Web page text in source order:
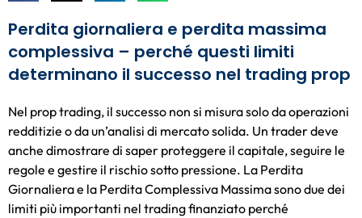
Perdita giornaliera e perdita massima
complessiva – perché questi limiti
determinano il successo nel trading prop
Nel prop trading, il successo non si misura solo da operazioni
redditizie o da un’analisi di mercato solida. Un trader deve
anche dimostrare di saper proteggere il capitale, seguire le
regole e gestire il rischio sotto pressione. La Perdita
Giornaliera e la Perdita Complessiva Massima sono due dei
limiti più importanti nel trading finanziato perché